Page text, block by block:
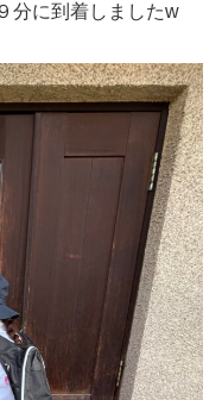
分に到着しましたw